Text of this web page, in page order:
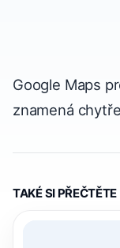
Google Maps
znamená
TAKÉ SI PŘEČTĚTE